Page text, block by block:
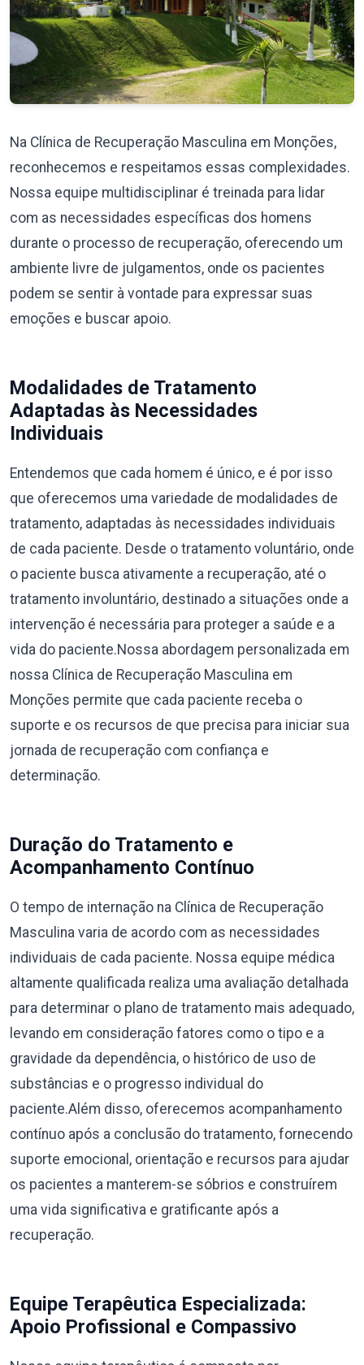
Na Clínica de Recuperação Masculina em Monções,
reconhecemos e respeitamos essas complexidades.
Nossa equipe multidisciplinar é treinada para lidar
com as necessidades específicas dos homens
durante o processo de recuperação, oferecendo um
ambiente livre de julgamentos, onde os pacientes
podem se sentir à vontade para expressar suas
emoções e buscar apoio.
Modalidades de Tratamento
Adaptadas às Necessidades
Individuais
Entendemos que cada homem é único, e é por isso
que oferecemos uma variedade de modalidades de
tratamento, adaptadas às necessidades individuais
de cada paciente. Desde o tratamento voluntário, onde
o paciente busca ativamente a recuperação, até o
tratamento involuntário, destinado a situações onde a
intervenção é necessária para proteger a saúde e a
vida do paciente.Nossa abordagem personalizada em
nossa Clínica de Recuperação Masculina em
Monções permite que cada paciente receba o
suporte e os recursos de que precisa para iniciar sua
jornada de recuperação com confiança e
determinação.
Duração do Tratamento e
Acompanhamento Contínuo
O tempo de internação na Clínica de Recuperação
Masculina varia de acordo com as necessidades
individuais de cada paciente. Nossa equipe médica
altamente qualificada realiza uma avaliação detalhada
para determinar o plano de tratamento mais adequado,
levando em consideração fatores como o tipo e a
gravidade da dependência, o histórico de uso de
substâncias e o progresso individual do
paciente.Além disso, oferecemos acompanhamento
contínuo após a conclusão do tratamento, fornecendo
suporte emocional, orientação e recursos para ajudar
os pacientes a manterem-se sóbrios e construírem
uma vida significativa e gratificante após a
recuperação.
Equipe Terapêutica Especializada:
Apoio Profissional e Compassivo